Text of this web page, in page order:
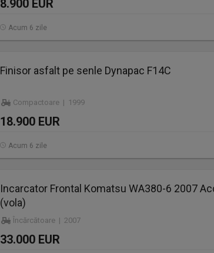
8.900 EUR
Acum 6 zile
Finisor asfalt pe senle Dynapac F14C
Compactoare | 1999
18.900 EUR
Acum 6 zile
Incarcator Frontal Komatsu WA380-6 2007
(vola)
Încărcătoare | 2007
33.000 EUR